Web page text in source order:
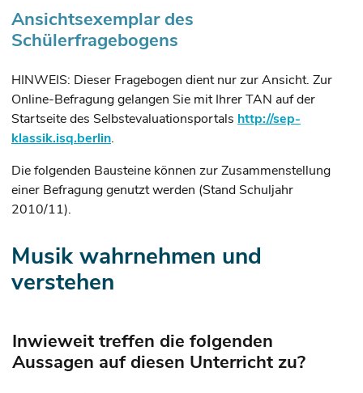
Ansichtsexemplar des
Schülerfragebogens
HINWEIS: Dieser Fragebogen dient nur zur Ansicht. Zur
Online-Befragung gelangen Sie mit Ihrer TAN auf der
Startseite des Selbstevaluationsportals http://sep-
klassik.isq.berlin.
Die folgenden Bausteine können zur Zusammenstellung
einer Befragung genutzt werden (Stand Schuljahr
2010/11).
Musik wahrnehmen und
verstehen
Inwieweit treffen die folgenden
Aussagen auf diesen Unterricht zu?